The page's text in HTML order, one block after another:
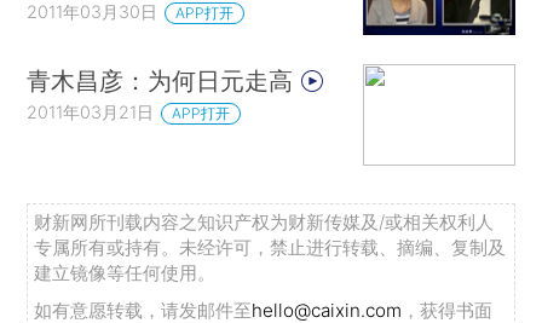
2011年03月30日 APP打开
青木昌彦：为何日元走高
2011年03月21日 APP打开
财新网所刊载内容之知识产权为财新传媒及/或相关权利人
专属所有或持有。未经许可，禁止进行转载、摘编、复制及
建立镜像等任何使用。
如有意愿转载，请发邮件至hello@caixin.com ，获得书面